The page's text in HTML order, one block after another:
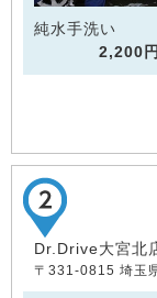
純水手洗い
2,200
Dr.Drive大宮北
〒331-0815 埼玉